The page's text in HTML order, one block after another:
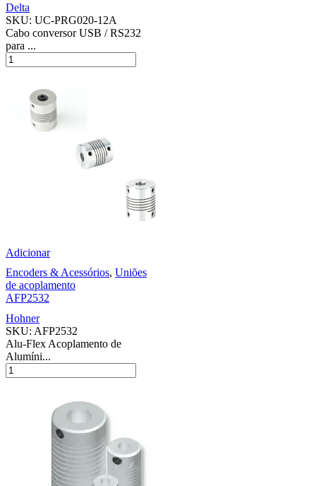
Delta
SKU: UC-PRG020-12A
Cabo conversor USB / RS232
para ...
Adicionar
Encoders & Acessórios, Uniões
de acoplamento
AFP2532
Hohner
SKU: AFP2532
Alu-Flex Acoplamento de
Alumíni...